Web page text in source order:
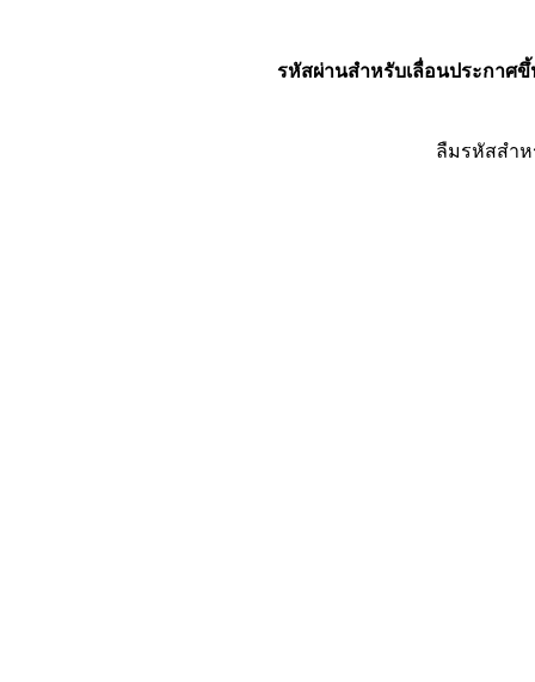
รหัสผ่านสำหรับเลื่อนประกาศขึ้
ลืมรหัสสำ